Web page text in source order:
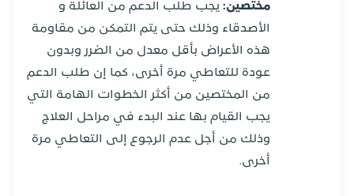
مختصين:يجب طلب الدعم من العائلة و
الأصدقاء وذلك حتى يتم التمكن من مقاومة
هذه الأعراض بأقل معدل من الضرر وبدون
عودة للتعاطي مرة أخرى، كما إن طلب الدعم
من المختصين من أكثر الخطوات الهامة التي
يجب القيام بها عند البدء في مراحل العلاج
وذلك من أجل عدم الرجوع إلى التعاطي مرة
أخرى.